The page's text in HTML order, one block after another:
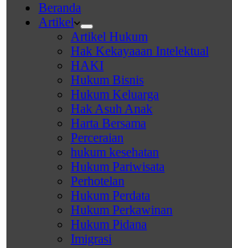
Beranda
Artikel
Artikel Hukum
Hak Kekayaaan Intelektual
HAKI
Hukum Bisnis
Hukum Keluarga
Hak Asuh Anak
Harta Bersama
Perceraian
hukum kesehatan
Hukum Pariwisata
Perhotelan
Hukum Perdata
Hukum Perkawinan
Hukum Pidana
Imigrasi